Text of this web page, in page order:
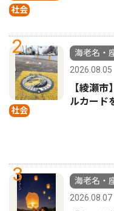
社会
2
社会
海老名・
2026.08.05
【綾瀬
ルカード
3
海老名・
2026.08.07